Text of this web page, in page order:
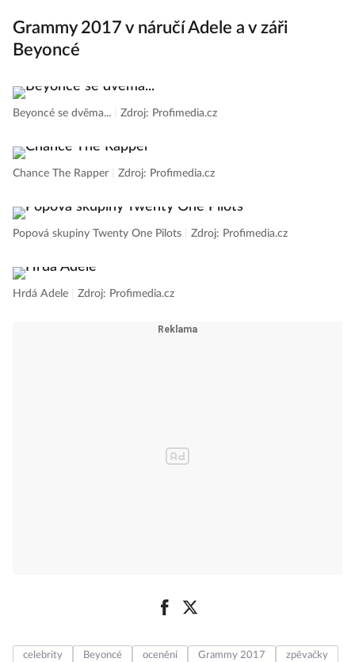
Grammy 2017 v náručí Adele a v záři
Beyoncé
Beyoncé se dvěma... Zdroj: Profimedia.cz
Chance The Rapper Zdroj: Profimedia.cz
Popová skupiny Twenty One Pilots Zdroj: Profimedia.cz
Hrdá Adele Zdroj: Profimedia.cz
celebrity Beyoncé ocenění Grammy 2017
zpěvačky